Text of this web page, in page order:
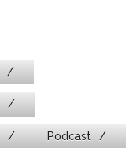
Podcast